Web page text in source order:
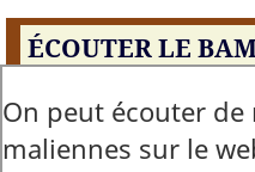
ÉCOUTER LE